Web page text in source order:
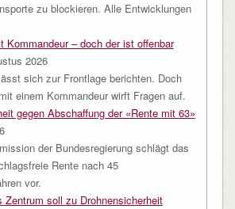
zu blockieren. Alle Entwicklungen
Kommandeur – doch der ist offenbar
2026
sich zur Frontlage berichten. Doch
einem Kommandeur wirft Fragen auf.
gegen Abschaffung der «Rente mit 63»
der Bundesregierung schlägt das
Rente nach 45
vor.
Zentrum soll zu Drohnensicherheit